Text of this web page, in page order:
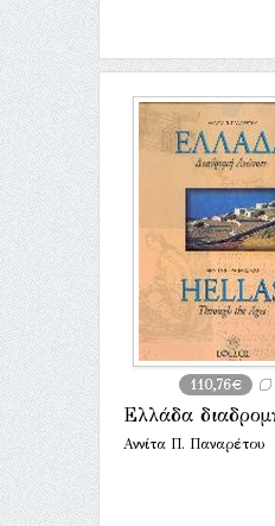
110,76€
Ελλάδα
Αννίτα Π. Παναρέτου